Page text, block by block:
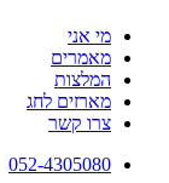
מי אני
מאמרים
המלצות
מארזים לחג
צרו קשר
052-4305080